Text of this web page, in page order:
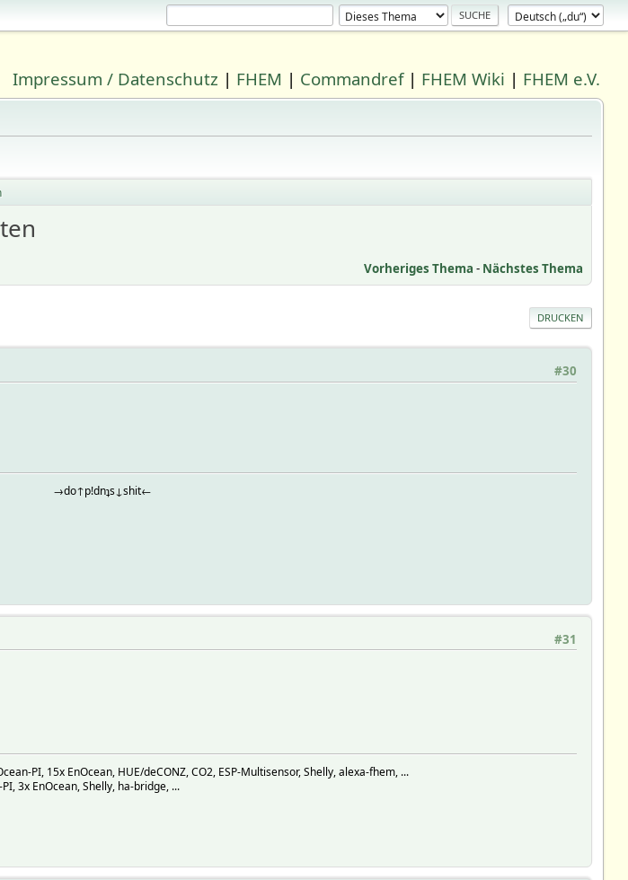
Impressum / Datenschutz | FHEM | Commandref| FHEM Wiki | FHEM e.V.
Vorheriges Thema - Nächstes Thema
DRUCKEN
#30
→do↑p!dnʇs↓shit←
#31
PI, 15x EnOcean, HUE/deCONZ, CO2, ESP-Multisensor, Shelly, alexa-fhem, ...
3x EnOcean, Shelly, ha-bridge, ...